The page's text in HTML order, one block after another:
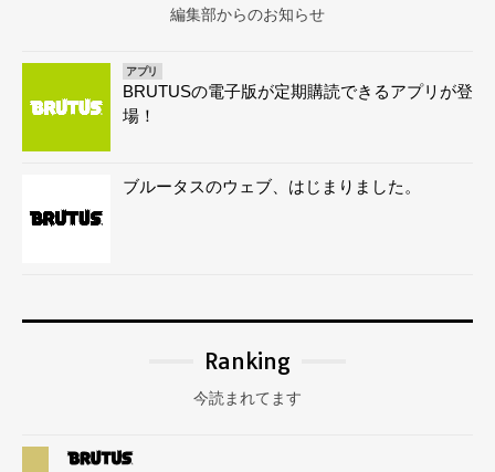
編集部からのお知らせ
アプリ
BRUTUSの電子版が定期購読できるアプリが登
場！
ブルータスのウェブ、はじまりました。
Ranking
今読まれてます